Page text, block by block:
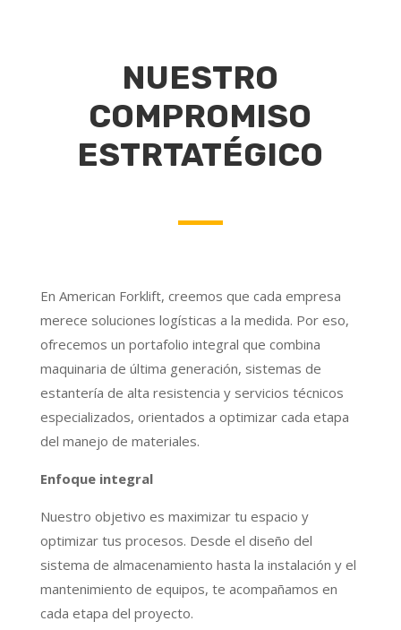
NUESTRO
COMPROMISO
ESTRTATÉGICO
En American Forklift, creemos que cada empresa
merece soluciones logísticas a la medida. Por eso,
ofrecemos un portafolio integral que combina
maquinaria de última generación, sistemas de
estantería de alta resistencia y servicios técnicos
especializados, orientados a optimizar cada etapa
del manejo de materiales.
Enfoque integral
Nuestro objetivo es maximizar tu espacio y
optimizar tus procesos. Desde el diseño del
sistema de almacenamiento hasta la instalación y el
mantenimiento de equipos, te acompañamos en
cada etapa del proyecto.